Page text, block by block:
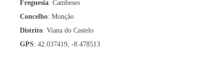
Freguesia: Cambeses
Concelho: Monção
Distrito: Viana do Castelo
GPS: 42.037419, -8.478513